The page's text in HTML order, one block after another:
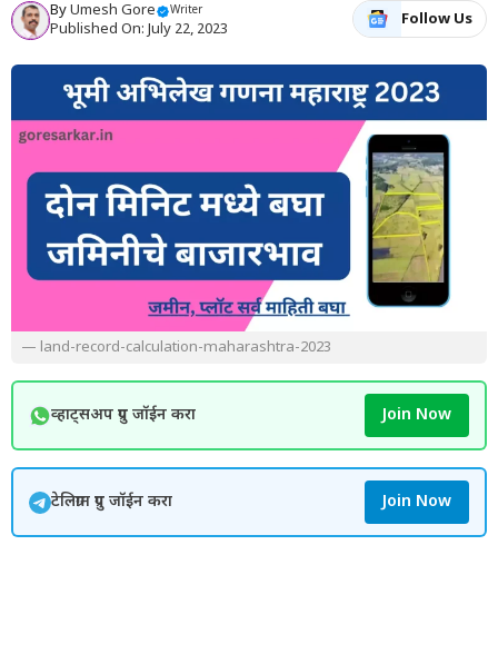
ByUmesh Gore Writer
Published On: July 22, 2023
Follow Us
— land-record-calculation-maharashtra-2023
व्हाट्सअप ग्रुप जॉईन करा Join Now
टेलिग्राम ग्रुप जॉईन करा Join Now